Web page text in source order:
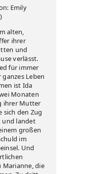
Emily
alten,
ihrer
und
verlässt.
für immer
Leben
ist Ida
Monaten
ihrer Mutter
sich den Zug
und landet
großen
im
Und
Marianne, die